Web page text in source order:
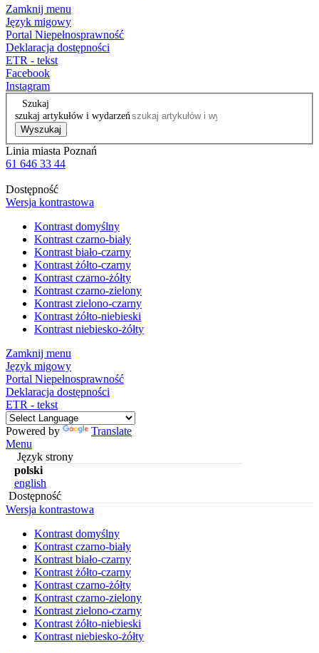
Zamknij menu
Język migowy
Portal Niepełnosprawność
Deklaracja dostępności
ETR - tekst
Facebook
Instagram
Szukaj
szukaj artykułów i wydarzeń
Wyszukaj
Linia miasta Poznań
61 646 33 44
Dostępność
Wersja kontrastowa
Kontrast domyślny
Kontrast czarno-biały
Kontrast biało-czarny
Kontrast żółto-czarny
Kontrast czarno-żółty
Kontrast czarno-zielony
Kontrast zielono-czarny
Kontrast żółto-niebieski
Kontrast niebiesko-żółty
Zamknij menu
Język migowy
Portal Niepełnosprawność
Deklaracja dostępności
ETR - tekst
Powered by
Translate
Menu
Język strony
polski
english
Dostępność
Wersja kontrastowa
Kontrast domyślny
Kontrast czarno-biały
Kontrast biało-czarny
Kontrast żółto-czarny
Kontrast czarno-żółty
Kontrast czarno-zielony
Kontrast zielono-czarny
Kontrast żółto-niebieski
Kontrast niebiesko-żółty